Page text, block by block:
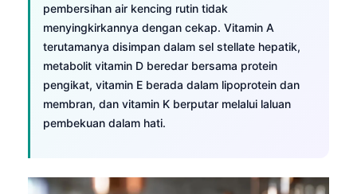
pembersihan air kencing rutin tidak
menyingkirkannya dengan cekap. Vitamin A
terutamanya disimpan dalam sel stellate hepatik,
metabolit vitamin D beredar bersama protein
pengikat, vitamin E berada dalam lipoprotein dan
membran, dan vitamin K berputar melalui laluan
pembekuan dalam hati.